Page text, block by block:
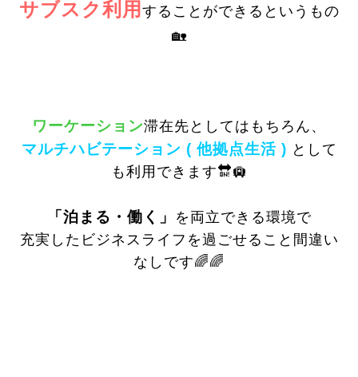
サブスク利用 することができるというもの
🏡
ワーケーション滞在先としてはもちろん、
マルチハビテーション ( 他拠点生活 ) として
も利用できます🔛🛄
「泊まる・働く」
を両立できる環境で
充実したビジネスライフを過ごせること間違い
なしです🌈🌈